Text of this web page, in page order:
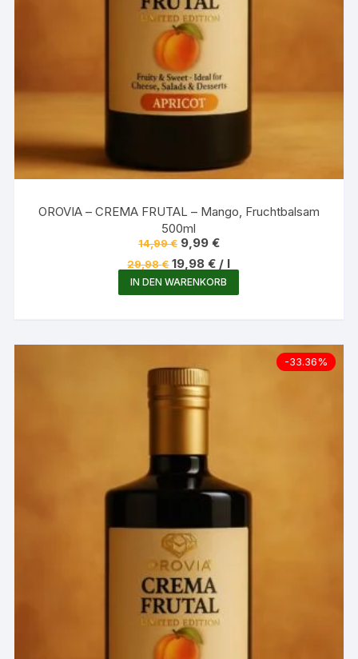
OROVIA – CREMA FRUTAL – Mango, Fruchtbalsam
500ml
14,99€ Ursprünglicher
Preis
war:
14,99 €
9,99 €Aktueller
ist:
9,99 €.
29,98€ 19,98€ / l
IN DEN WARENKORB
-33.36%